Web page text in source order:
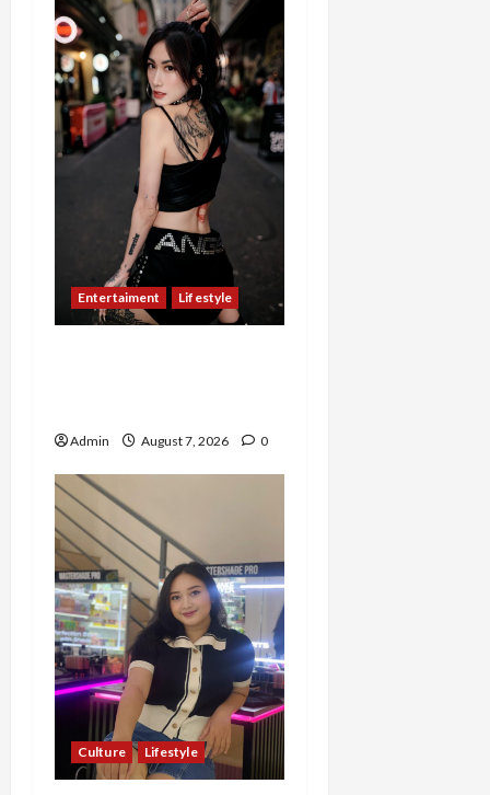
Entertaiment Lifestyle
Admin August 7, 2026 0
Culture Lifestyle